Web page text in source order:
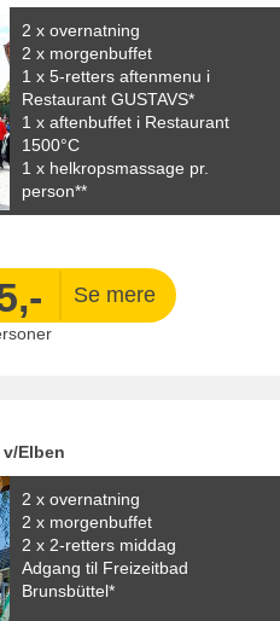
2 x overnatning
2 x morgenbuffet
1 x 5-retters aftenmenu i
Restaurant GUSTAVS*
1 x aftenbuffet i Restaurant
1500°C
1 x helkropsmassage pr.
person**
Elben
2 x overnatning
2 x morgenbuffet
2 x 2-retters middag
Adgang til Freizeitbad
Brunsbüttel*